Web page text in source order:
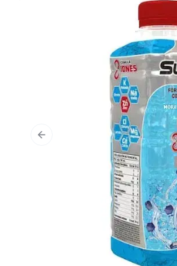
Previous slide